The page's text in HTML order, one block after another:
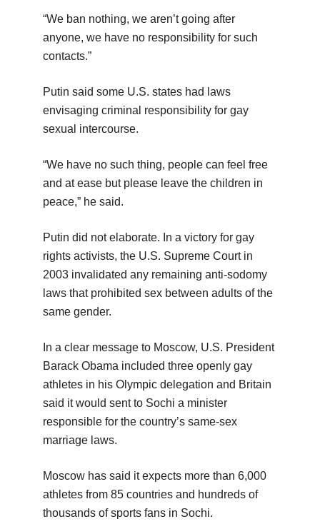
“We ban nothing, we aren’t going after
anyone, we have no responsibility for such
contacts.”
Putin said some U.S. states had laws
envisaging criminal responsibility for gay
sexual intercourse.
“We have no such thing, people can feel free
and at ease but please leave the children in
peace,” he said.
Putin did not elaborate. In a victory for gay
rights activists, the U.S. Supreme Court in
2003 invalidated any remaining anti-sodomy
laws that prohibited sex between adults of the
same gender.
In a clear message to Moscow, U.S. President
Barack Obama included three openly gay
athletes in his Olympic delegation and Britain
said it would sent to Sochi a minister
responsible for the country’s same-sex
marriage laws.
Moscow has said it expects more than 6,000
athletes from 85 countries and hundreds of
thousands of sports fans in Sochi.